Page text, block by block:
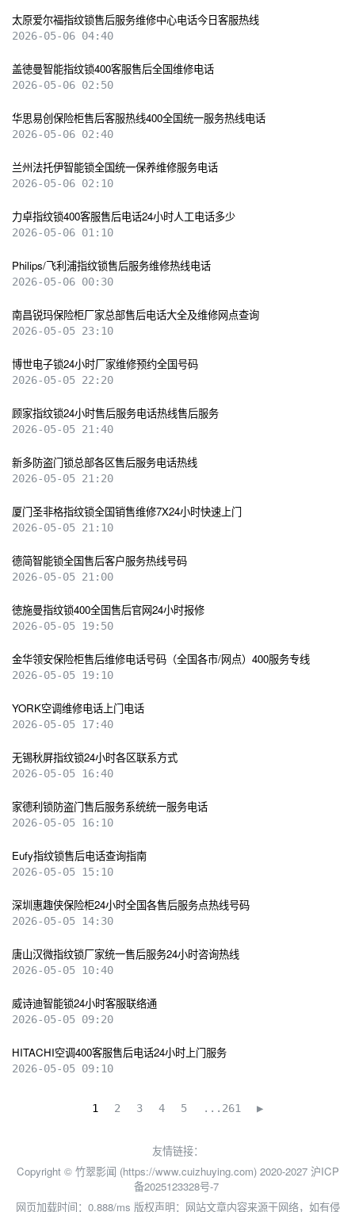
太原爱尔福指纹锁售后服务维修中心电话今日客服热线
2026-05-06 04:40
盖徳曼智能指纹锁400客服售后全国维修电话
2026-05-06 02:50
华思易创保险柜售后客服热线400全国统一服务热线电话
2026-05-06 02:40
兰州法托伊智能锁全国统一保养维修服务电话
2026-05-06 02:10
力卓指纹锁400客服售后电话24小时人工电话多少
2026-05-06 01:10
Philips/飞利浦指纹锁售后服务维修热线电话
2026-05-06 00:30
南昌锐玛保险柜厂家总部售后电话大全及维修网点查询
2026-05-05 23:10
博世电子锁24小时厂家维修预约全国号码
2026-05-05 22:20
顾家指纹锁24小时售后服务电话热线售后服务
2026-05-05 21:40
新多防盗门锁总部各区售后服务电话热线
2026-05-05 21:20
厦门圣非格指纹锁全国销售维修7X24小时快速上门
2026-05-05 21:10
德简智能锁全国售后客户服务热线号码
2026-05-05 21:00
徳施曼指纹锁400全国售后官网24小时报修
2026-05-05 19:50
金华领安保险柜售后维修电话号码（全国各市/网点）400服务专线
2026-05-05 19:10
YORK空调维修电话上门电话
2026-05-05 17:40
无锡秋屏指纹锁24小时各区联系方式
2026-05-05 16:40
家德利锁防盗门售后服务系统统一服务电话
2026-05-05 16:10
Eufy指纹锁售后电话查询指南
2026-05-05 15:10
深圳惠趣侠保险柜24小时全国各售后服务点热线号码
2026-05-05 14:30
唐山汉微指纹锁厂家统一售后服务24小时咨询热线
2026-05-05 10:40
威诗迪智能锁24小时客服联络通
2026-05-05 09:20
HITACHI空调400客服售后电话24小时上门服务
2026-05-05 09:10
1 2 3 4 5 ...261 ▶
友情链接：
Copyright © 竹翠影闻 (https://www.cuizhuying.com) 2020-2027 沪ICP
备2025123328号-7
网页加载时间：0.888/ms 版权声明：网站文章内容来源于网络，如有侵